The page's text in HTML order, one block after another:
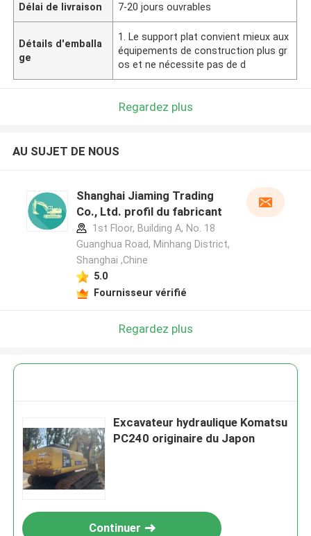
Délai de livraison 7-20 jours ouvrables
Détails d'emballa
ge
1. Le support plat convient mieux aux
équipements de construction plus gr
os et ne nécessite pas de d
Regardez plus
AU SUJET DE NOUS
Shanghai Jiaming Trading
Co., Ltd. profil du fabricant
1st Floor, Building A, No. 18
Guanghua Road, Minhang District,
Shanghai ,Chine
5.0
Fournisseur vérifié
Regardez plus
Excavateur hydraulique Komatsu
PC240 originaire du Japon
Continuer